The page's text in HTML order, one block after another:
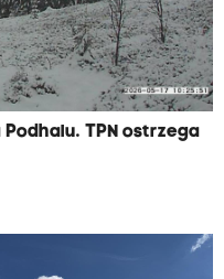
TPN ostrzega